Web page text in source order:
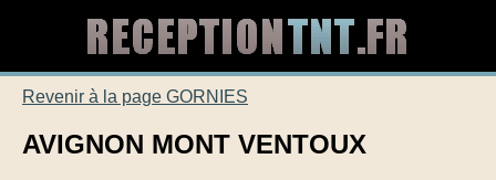
Revenir à la page GORNIES
AVIGNON MONT VENTOUX